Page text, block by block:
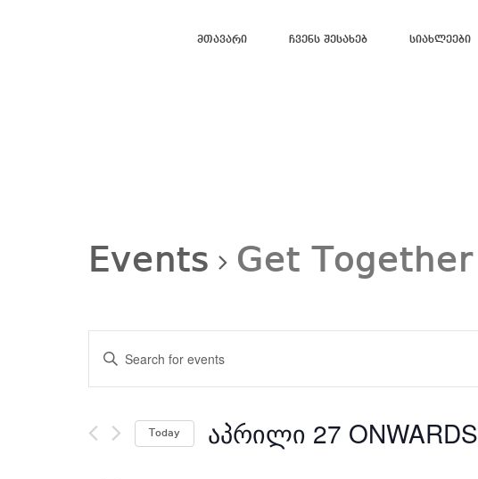
Მთავარი Ჩვენს Შესახებ Სიახლეები
Events Get Together
Events
and
Views
Enter
for
Today ᲐᲞᲠᲘᲚᲘ 27 ONWARDS